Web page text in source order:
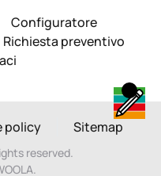
Configuratore
Richiesta preventivo
policy Sitemap
reserved.